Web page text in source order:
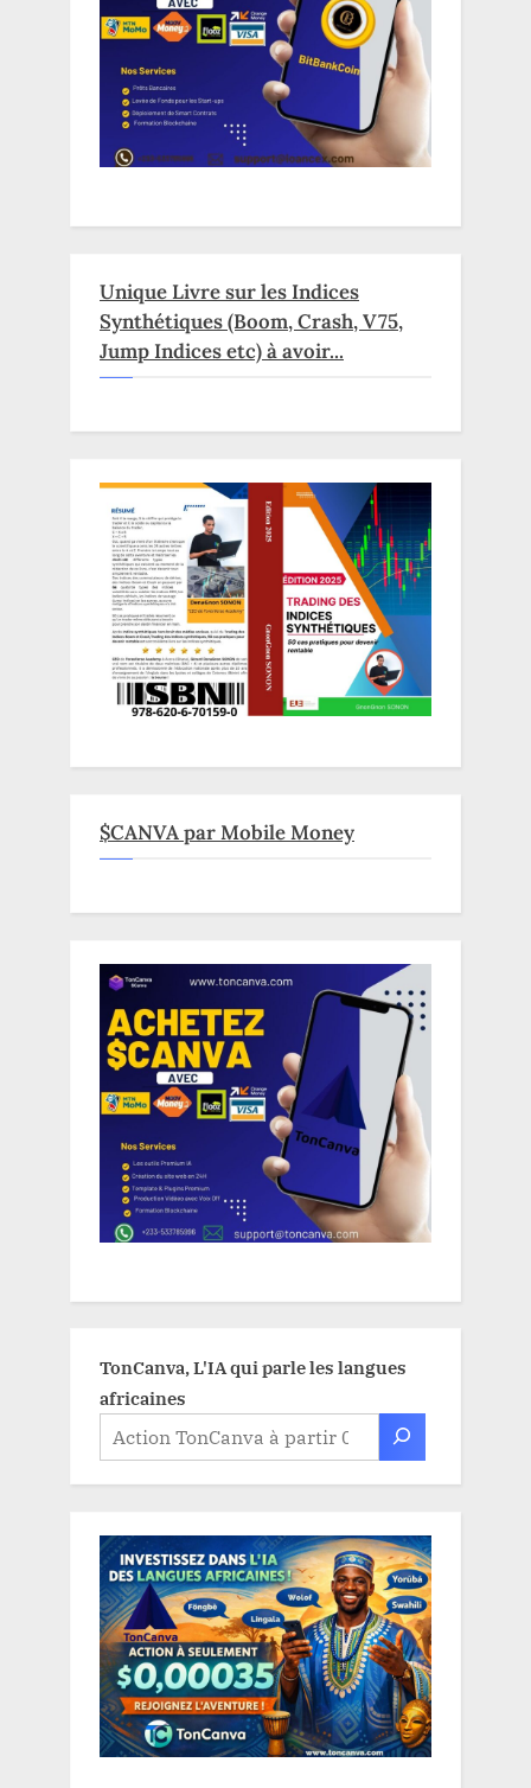
Unique Livre sur les Indices
Synthétiques (Boom, Crash, V75,
Jump Indices etc) à avoir...
$CANVA par Mobile Money
TonCanva, L'IA qui parle les langues
africaines